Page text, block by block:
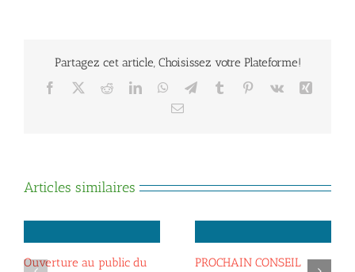
Partagez cet article, Choisissez votre Plateforme!
Facebook RedditLinkedInWhatsApp
TelegramTumblr Pinterest
Vk
Email
Articles similaires
Ouverture au public du
PROCHAIN CONSEIL